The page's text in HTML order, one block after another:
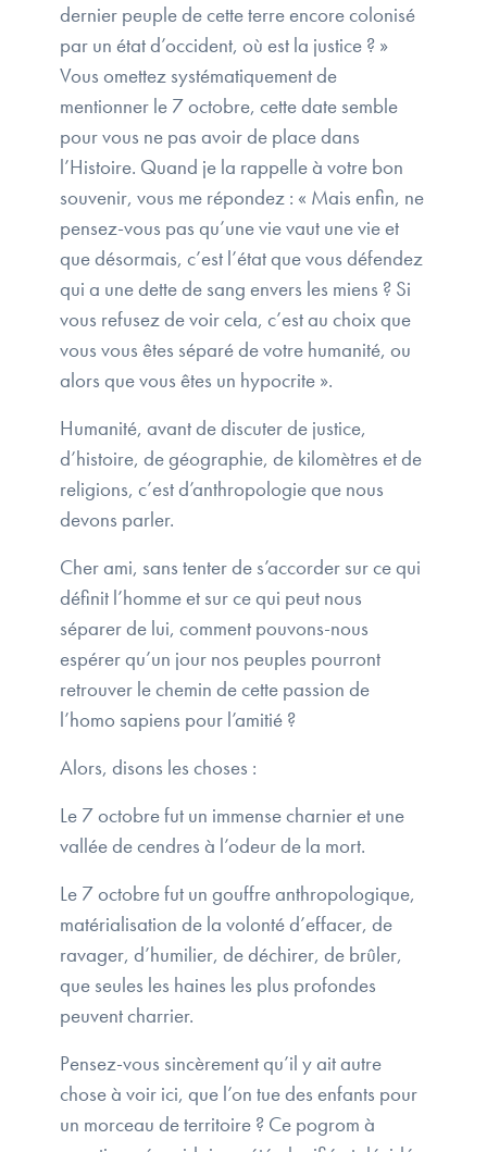
dernier peuple de cette terre encore colonisé
par un état d’occident, où est la justice ? »
Vous omettez systématiquement de
mentionner le 7 octobre, cette date semble
pour vous ne pas avoir de place dans
l’Histoire. Quand je la rappelle à votre bon
souvenir, vous me répondez : « Mais enfin, ne
pensez-vous pas qu’une vie vaut une vie et
que désormais, c’est l’état que vous défendez
qui a une dette de sang envers les miens ? Si
vous refusez de voir cela, c’est au choix que
vous vous êtes séparé de votre humanité, ou
alors que vous êtes un hypocrite ».
Humanité, avant de discuter de justice,
d’histoire, de géographie, de kilomètres et de
religions, c’est d’anthropologie que nous
devons parler.
Cher ami, sans tenter de s’accorder sur ce qui
définit l’homme et sur ce qui peut nous
séparer de lui, comment pouvons-nous
espérer qu’un jour nos peuples pourront
retrouver le chemin de cette passion de
l’homo sapiens pour l’amitié ?
Alors, disons les choses :
Le 7 octobre fut un immense charnier et une
vallée de cendres à l’odeur de la mort.
Le 7 octobre fut un gouffre anthropologique,
matérialisation de la volonté d’effacer, de
ravager, d’humilier, de déchirer, de brûler,
que seules les haines les plus profondes
peuvent charrier.
Pensez-vous sincèrement qu’il y ait autre
chose à voir ici, que l’on tue des enfants pour
un morceau de territoire ? Ce pogrom à